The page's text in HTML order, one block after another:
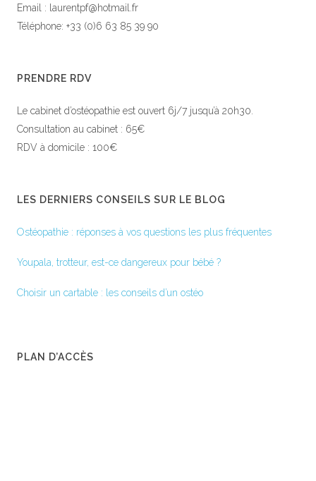
Email : laurentpf@hotmail.fr
Téléphone: +33 (0)6 63 85 39 90
PRENDRE RDV
Le cabinet d’ostéopathie est ouvert 6j/7 jusqu’à 20h30.
Consultation au cabinet : 65€
RDV à domicile : 100€
LES DERNIERS CONSEILS SUR LE BLOG
Ostéopathie : réponses à vos questions les plus fréquentes
Youpala, trotteur, est-ce dangereux pour bébé ?
Choisir un cartable : les conseils d’un ostéo
PLAN D’ACCÈS